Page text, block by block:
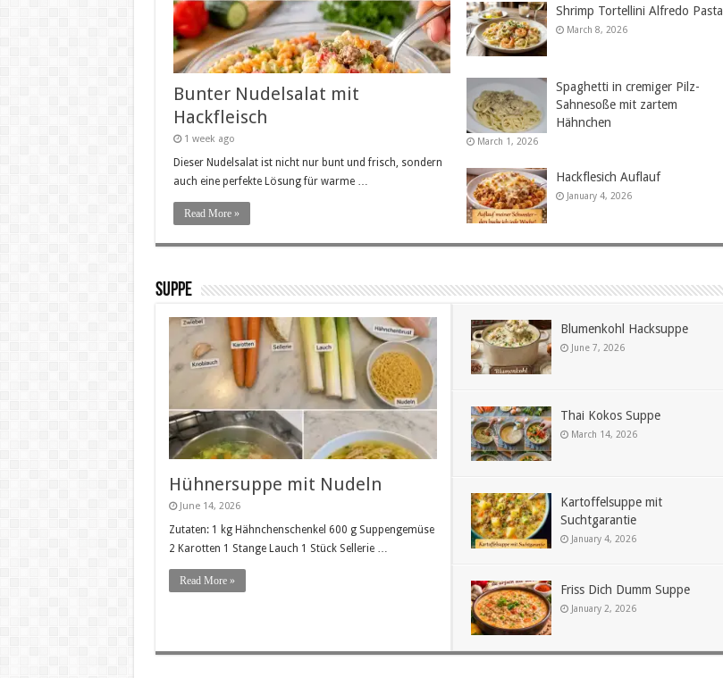
Bunter Nudelsalat mit
Hackfleisch
1 week ago
Dieser Nudelsalat ist nicht nur bunt und frisch, sondern
auch eine perfekte Lösung für warme …
Read More »
Shrimp Tortellini Alfredo Pasta
March 8, 2026
Spaghetti in cremiger Pilz-
Sahnesoße mit zartem
Hähnchen
March 1, 2026
Hackflesich Auflauf
January 4, 2026
SUPPE
Hühnersuppe mit Nudeln
June 14, 2026
Zutaten: 1 kg Hähnchenschenkel 600 g Suppengemüse
2 Karotten 1 Stange Lauch 1 Stück Sellerie …
Read More »
Blumenkohl Hacksuppe
June 7, 2026
Thai Kokos Suppe
March 14, 2026
Kartoffelsuppe mit
Suchtgarantie
January 4, 2026
Friss Dich Dumm Suppe
January 2, 2026